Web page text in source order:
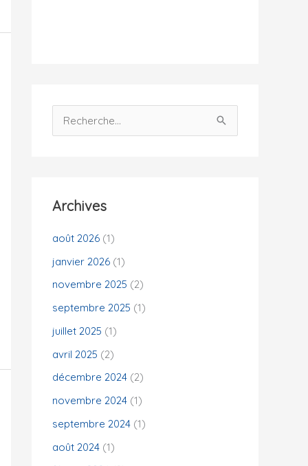
e
c
h
:
Archives
août 2026 (1)
janvier 2026 (1)
novembre 2025 (2)
septembre 2025 (1)
juillet 2025 (1)
avril 2025 (2)
décembre 2024 (2)
novembre 2024 (1)
septembre 2024 (1)
août 2024 (1)